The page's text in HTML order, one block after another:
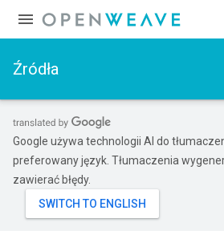
Źródła
Google używa technologii AI do
preferowany język. Tłumaczenia
zawierać błędy.